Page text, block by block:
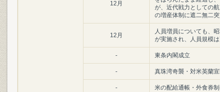
12月
が、近代戦力としての
の増産体制に遮二無二
12月
人員増員についても、
が実施され、人員規模
- 東条内閣成立
- 真珠湾奇襲・対米英蘭
- 米の配給通帳・外食券